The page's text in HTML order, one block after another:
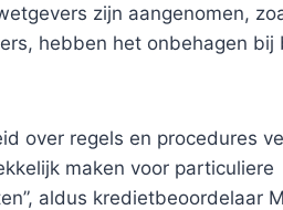
zijn aangenomen,
hebben het onbehagen bij
over regels en procedures
maken voor particuliere
aldus kredietbeoordelaar